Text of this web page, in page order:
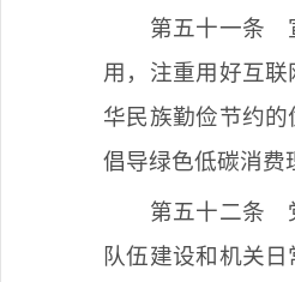
第五十一条
用，注重用好互
华民族勤俭节约
倡导绿色低碳消费
第五十二条
队伍建设和机关